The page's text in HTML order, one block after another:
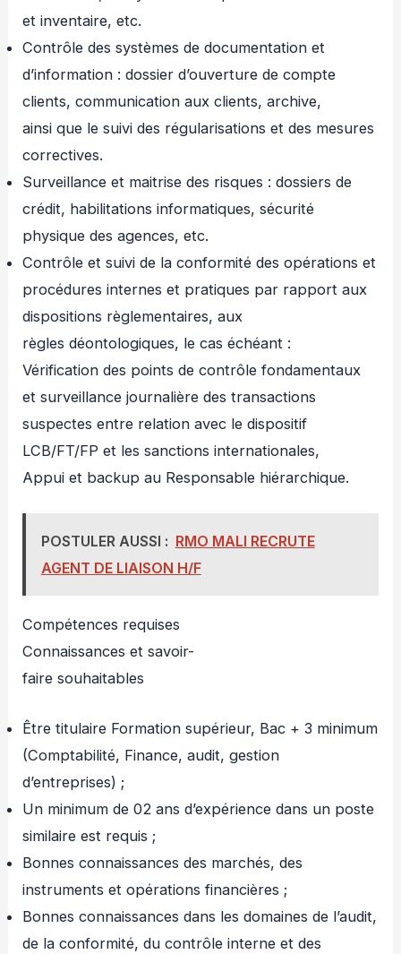
et inventaire, etc.
Contrôle des systèmes de documentation et
d’information : dossier d’ouverture de compte
clients, communication aux clients, archive,
ainsi que le suivi des régularisations et des mesures
correctives.
Surveillance et maitrise des risques : dossiers de
crédit, habilitations informatiques, sécurité
physique des agences, etc.
Contrôle et suivi de la conformité des opérations et
procédures internes et pratiques par rapport aux
dispositions règlementaires, aux
règles déontologiques, le cas échéant :
Vérification des points de contrôle fondamentaux
et surveillance journalière des transactions
suspectes entre relation avec le dispositif
LCB/FT/FP et les sanctions internationales,
Appui et backup au Responsable hiérarchique.
POSTULER AUSSI : RMO MALI RECRUTE
AGENT DE LIAISON H/F
Compétences requises
Connaissances et savoir-
faire souhaitables
Être titulaire Formation supérieur, Bac + 3 minimum
(Comptabilité, Finance, audit, gestion
d’entreprises) ;
Un minimum de 02 ans d’expérience dans un poste
similaire est requis ;
Bonnes connaissances des marchés, des
instruments et opérations financières ;
Bonnes connaissances dans les domaines de l’audit,
de la conformité, du contrôle interne et des